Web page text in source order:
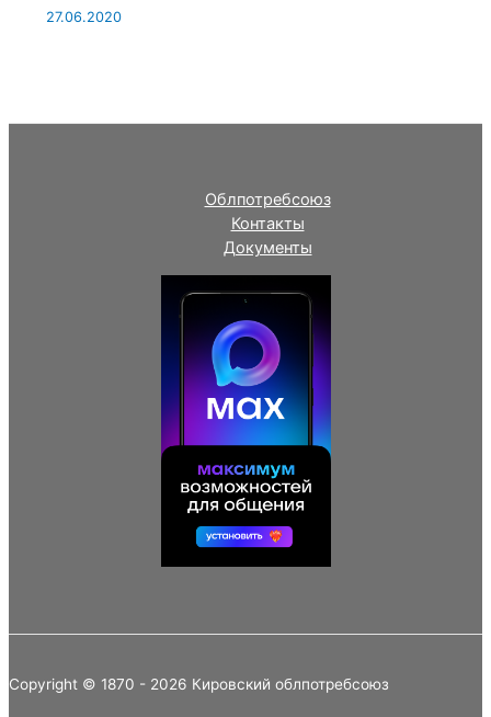
27.06.2020
Облпотребсоюз
Контакты
Документы
Copyright © 1870 - 2026 Кировский облпотребсоюз